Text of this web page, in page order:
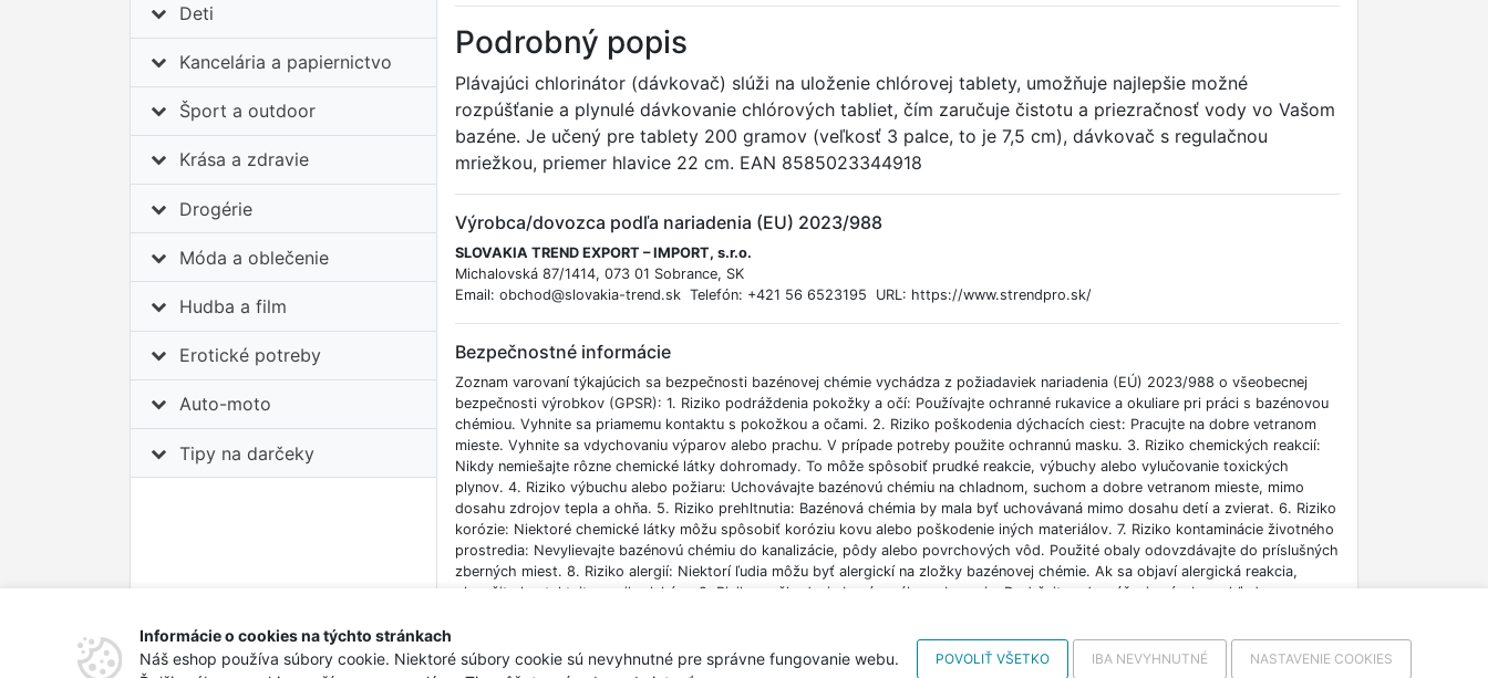
Deti
Kancelária a papiernictvo
Šport a outdoor
Krása a zdravie
Drogérie
Móda a oblečenie
Hudba a film
Erotické potreby
Auto-moto
Tipy na darčeky
Podrobný popis
Plávajúci chlorinátor (dávkovač) slúži na uloženie chlórovej tablety, umožňuje najlepšie možné
rozpúšťanie a plynulé dávkovanie chlórových tabliet, čím zaručuje čistotu a priezračnosť vody vo Vašom
bazéne. Je učený pre tablety 200 gramov (veľkosť 3 palce, to je 7,5 cm), dávkovač s regulačnou
mriežkou, priemer hlavice 22 cm. EAN 8585023344918
Výrobca/dovozca podľa nariadenia (EU) 2023/988
SLOVAKIA TREND EXPORT – IMPORT, s.r.o.
Michalovská 87/1414, 073 01 Sobrance, SK
Email: obchod@slovakia-trend.sk Telefón: +421 56 6523195 URL: https://www.strendpro.sk/
Bezpečnostné informácie
Zoznam varovaní týkajúcich sa bezpečnosti bazénovej chémie vychádza z požiadaviek nariadenia (EÚ) 2023/988 o všeobecnej
bezpečnosti výrobkov (GPSR): 1. Riziko podráždenia pokožky a očí: Používajte ochranné rukavice a okuliare pri práci s bazénovou
chémiou. Vyhnite sa priamemu kontaktu s pokožkou a očami. 2. Riziko poškodenia dýchacích ciest: Pracujte na dobre vetranom
mieste. Vyhnite sa vdychovaniu výparov alebo prachu. V prípade potreby použite ochrannú masku. 3. Riziko chemických reakcií:
Nikdy nemiešajte rôzne chemické látky dohromady. To môže spôsobiť prudké reakcie, výbuchy alebo vylučovanie toxických
plynov. 4. Riziko výbuchu alebo požiaru: Uchovávajte bazénovú chémiu na chladnom, suchom a dobre vetranom mieste, mimo
dosahu zdrojov tepla a ohňa. 5. Riziko prehltnutia: Bazénová chémia by mala byť uchovávaná mimo dosahu detí a zvierat. 6. Riziko
korózie: Niektoré chemické látky môžu spôsobiť koróziu kovu alebo poškodenie iných materiálov. 7. Riziko kontaminácie životného
prostredia: Nevylievajte bazénovú chémiu do kanalizácie, pôdy alebo povrchových vôd. Použité obaly odovzdávajte do príslušných
zberných miest. 8. Riziko alergií: Niektorí ľudia môžu byť alergickí na zložky bazénovej chémie. Ak sa objaví alergická reakcia,
okamžite kontaktujte svojho lekára. 9. Riziko poškodenia bazénového vybavenia: Dodržujte odporúčania výrobcu ohľadom
neoprávnených osôb.
Informácie o cookies na týchto stránkach
Náš eshop používa súbory cookie. Niektoré súbory cookie sú nevyhnutné pre správne fungovanie webu.
POVOLIŤ VŠETKO IBA NEVYHNUTNÉ NASTAVENIE COOKIES